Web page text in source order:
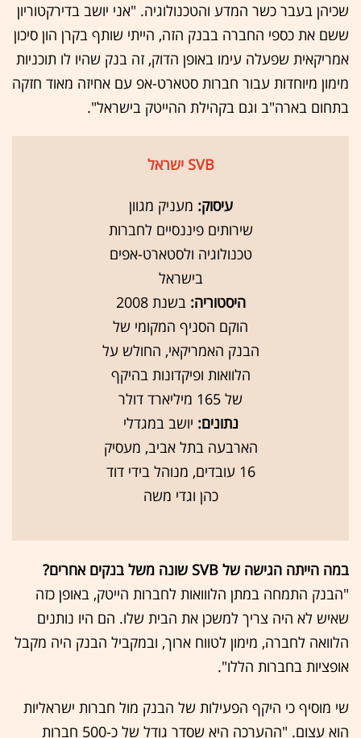
שכיהן בעבר כשר המדע והטכנולוגיה. "אני יושב בדירקטוריון
ששם את כספי החברה בבנק הזה, הייתי שותף בקרן הון סיכון
אמריקאית שפעלה עימו באופן הדוק, זה בנק שהיו לו תוכניות
מימון מיוחדות עבור חברות סטארט-אפ עם אחיזה מאוד חזקה
בתחום בארה"ב וגם בקהילת ההייטק בישראל".
SVB ישראל
עיסוק: מעניק מגוון
שירותים פיננסיים לחברות
טכנולוגיה ולסטארט-אפים
בישראל
היסטוריה: בשנת 2008
הוקם הסניף המקומי של
הבנק האמריקאי, החולש על
הלוואות ופיקדונות בהיקף
של 165 מיליארד דולר
נתונים: יושב במגדלי
הארבעה בתל אביב, מעסיק
16 עובדים, מנוהל בידי דוד
כהן וגדי משה
במה הייתה הגישה של SVB שונה משל בנקים אחרים?
"הבנק התמחה במתן הלווואות לחברות הייטק, באופן כזה
שאיש לא היה צריך למשכן את הבית שלו. הם היו נותנים
הלוואה לחברה, מימון לטווח ארוך, ובמקביל הבנק היה מקבל
אופציות בחברות הללו".
שי מוסיף כי היקף הפעילות של הבנק מול חברות ישראליות
הוא עצום. "ההערכה היא שסדר גודל של כ-500 חברות